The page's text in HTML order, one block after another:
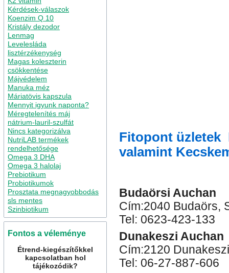
Kérdések-válaszok
Koenzim Q 10
Kristály dezodor
Lenmag
Levelesláda
lisztérzékenység
Magas koleszterin
csökkentése
Májvédelem
Manuka méz
Máriatövis kapszula
Mennyit igyunk naponta?
Méregtelenítés máj
nátrium-lauril-szulfát
Nincs kategorizálva
NutriLAB termékek
rendelhetősége
Omega 3 DHA
Omega 3 halolaj
Prebiotikum
Probiotikumok
Prosztata megnagyobbodás
sls mentes
Szinbiotikum
Fontos a véleménye
Étrend-kiegészítőkkel
kapcsolatban hol
tájékozódik?
Fitopont üzletek
valamint
Budaörsi Auchan
Cím:2040 Budaörs,
Tel: 0623-423-133
Dunakeszi Auchan
Cím:2120
Tel: 06-27-887-606